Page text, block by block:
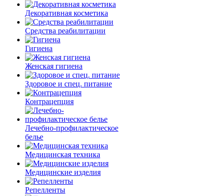
Декоративная косметика
Средства реабилитации
Гигиена
Женская гигиена
Здоровое и спец. питание
Контрацепция
Лечебно-профилактическое
белье
Медицинская техника
Медицинские изделия
Репелленты